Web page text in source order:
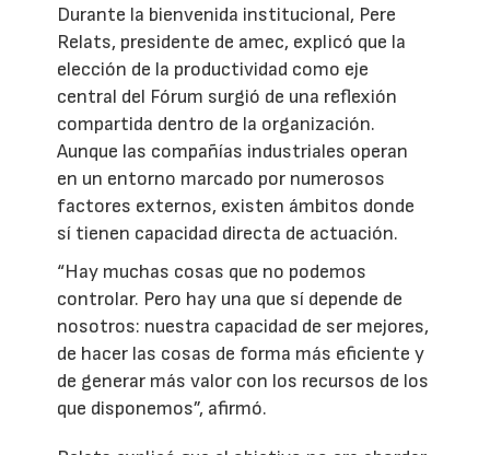
Durante la bienvenida institucional, Pere
Relats, presidente de amec, explicó que la
elección de la productividad como eje
central del Fórum surgió de una reflexión
compartida dentro de la organización.
Aunque las compañías industriales operan
en un entorno marcado por numerosos
factores externos, existen ámbitos donde
sí tienen capacidad directa de actuación.
“Hay muchas cosas que no podemos
controlar. Pero hay una que sí depende de
nosotros: nuestra capacidad de ser mejores,
de hacer las cosas de forma más eficiente y
de generar más valor con los recursos de los
que disponemos”, afirmó.